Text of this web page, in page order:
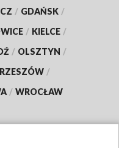
/ GDAŃSK /
/ KIELCE /
/ OLSZTYN /
RZESZÓW /
/ WROCŁAW